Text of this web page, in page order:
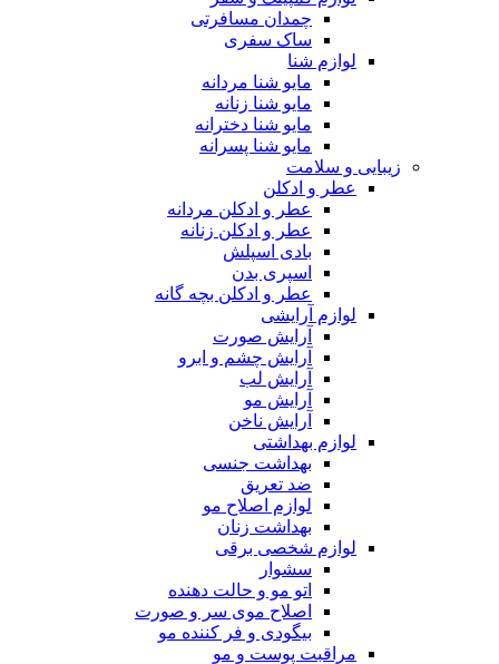
چمدان مسافرتی
ساک سفری
لوازم شنا
مایو شنا مردانه
مایو شنا زنانه
مایو شنا دخترانه
مایو شنا پسرانه
زیبایی و سلامت
عطر و ادکلن
عطر و ادکلن مردانه
عطر و ادکلن زنانه
بادی اسپلش
اسپری بدن
عطر و ادکلن بچه گانه
لوازم آرایشی
آرایش صورت
آرایش چشم و ابرو
آرایش لب
آرایش مو
آرایش ناخن
لوازم بهداشتی
بهداشت جنسی
ضد تعریق
لوازم اصلاح مو
بهداشت زنان
لوازم شخصی برقی
سشوار
اتو مو و حالت دهنده
اصلاح موی سر و صورت
بیگودی و فر کننده مو
مراقبت پوست و مو